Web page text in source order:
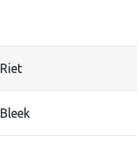
Riet
Bleek